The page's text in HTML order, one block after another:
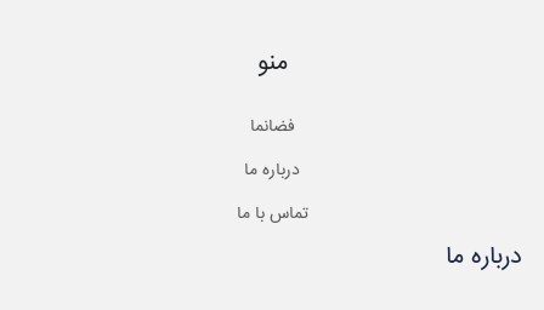
منو
فضانما
درباره ما
تماس با ما
درباره ما